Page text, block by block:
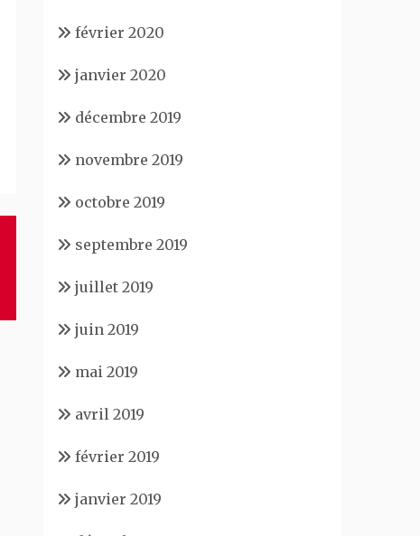
février 2020
janvier 2020
décembre 2019
novembre 2019
octobre 2019
septembre 2019
juillet 2019
juin 2019
mai 2019
avril 2019
février 2019
janvier 2019